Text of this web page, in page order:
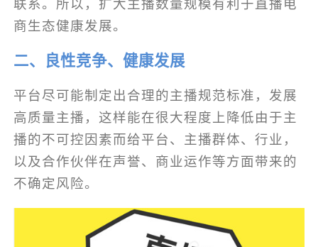
联系。所以，扩大主播数量规模有利于直播电
商生态健康发展。
二、良性竞争、健康发展
平台尽可能制定出合理的主播规范标准，发展
高质量主播，这样能在很大程度上降低由于主
播的不可控因素而给平台、主播群体、行业，
以及合作伙伴在声誉、商业运作等方面带来的
不确定风险。